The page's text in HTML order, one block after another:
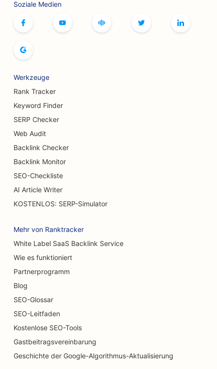
SEO für Bowlingbahnen
SEO für Brettspiel-Cafés
SEO für Brauereien
SEO für Brustvergrößerungsdienste
SEO für Buffet-Restaurants
SEO für Cafés
SEO für Konditoreien
SEO für Restaurants, die zwanglos speisen
SEO für Autowaschanlagen
SEO für Autohäuser
SEO für Reinigungsdienste
SEO für Chiropraktiker
SEO für chemische Peeling-Dienstleistungen
Soziale Medien
Werkzeuge
Rank Tracker
Keyword Finder
SERP Checker
Web Audit
Backlink Checker
Backlink Monitor
SEO-Checkliste
AI Article Writer
KOSTENLOS: SERP-Simulator
Mehr von Ranktracker
White Label SaaS Backlink Service
Wie es funktioniert
Partnerprogramm
Blog
SEO-Glossar
SEO-Leitfaden
Kostenlose SEO-Tools
Gastbeitragsvereinbarung
Geschichte der Google-Algorithmus-Aktualisierung